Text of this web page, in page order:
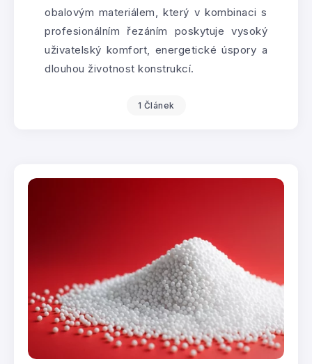
obalovým materiálem, který v kombinaci s
profesionálním řezáním poskytuje vysoký
uživatelský komfort, energetické úspory a
dlouhou životnost konstrukcí.
1 Článek